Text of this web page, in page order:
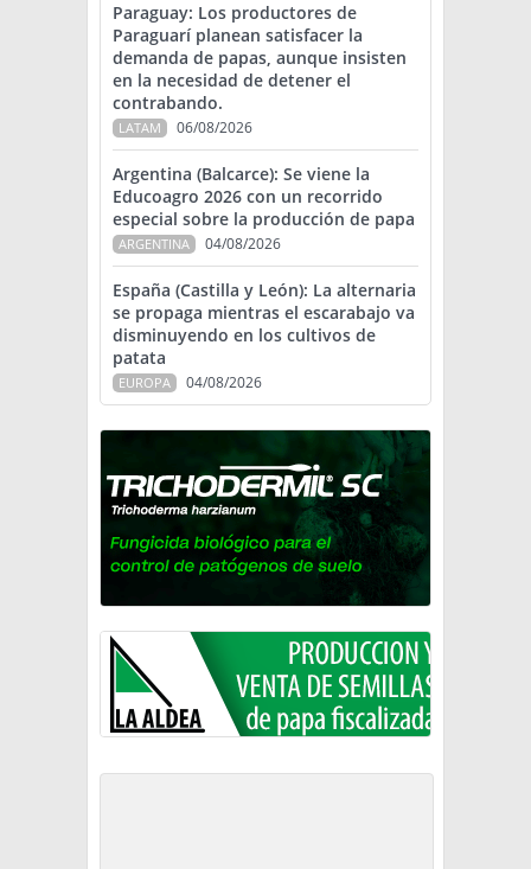
Paraguay: Los productores de
Paraguarí planean satisfacer la
demanda de papas, aunque insisten
en la necesidad de detener el
contrabando.
LATAM 06/08/2026
Argentina (Balcarce): Se viene la
Educoagro 2026 con un recorrido
especial sobre la producción de papa
ARGENTINA 04/08/2026
España (Castilla y León): La alternaria
se propaga mientras el escarabajo va
disminuyendo en los cultivos de
patata
EUROPA 04/08/2026